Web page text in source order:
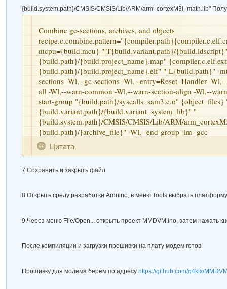
{build.system.path}/CMSIS/CMSIS/Lib/ARM/arm_cortexM3l_math.lib"
Цитата
Combine gc-sections, archives, and objects
mcpu={build.mcu} "-T{build.variant.path}/
{build.path}/{build.project_name}.map"
{build.path}/{build.project_name}.elf" "-L{build.path}" -
sections -Wl,--gc-sections -Wl,--entry=Reset_Handler -
all -Wl,--warn-common -Wl,--warn-section-align -Wl,--
start-group "{build.path}/syscalls_sam3.c.o" {object_files}
{build.variant.path}/{build.variant_system_lib}" "
{build.system.path}/CMSIS/CMSIS/Lib/ARM/
{build.path}/{archive_file}" -Wl,--end-group -lm -gcc
7.Сохранить и закрыть файл
8.Открыть среду разработки Arduino, в менюTools выбрать
9.Через меню File/Open... открыть проект MMDVM.ino, затем нажать
После компиляции и загрузки прошивки на плату модем готов
Прошивку для модема берем по адресу https://github.com/g4klx/